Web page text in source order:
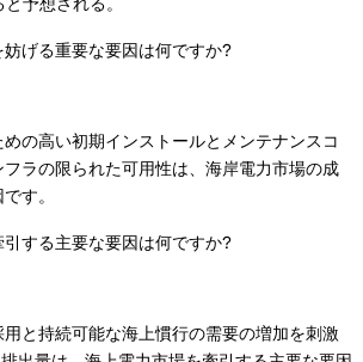
げる重要な要因は何ですか?
の高い初期インストールとメンテナンスコ
ラの限られた可用性は、海岸電力市場の成
す。
する主要な要因は何ですか?
と持続可能な海上慣行の需要の増加を刺激